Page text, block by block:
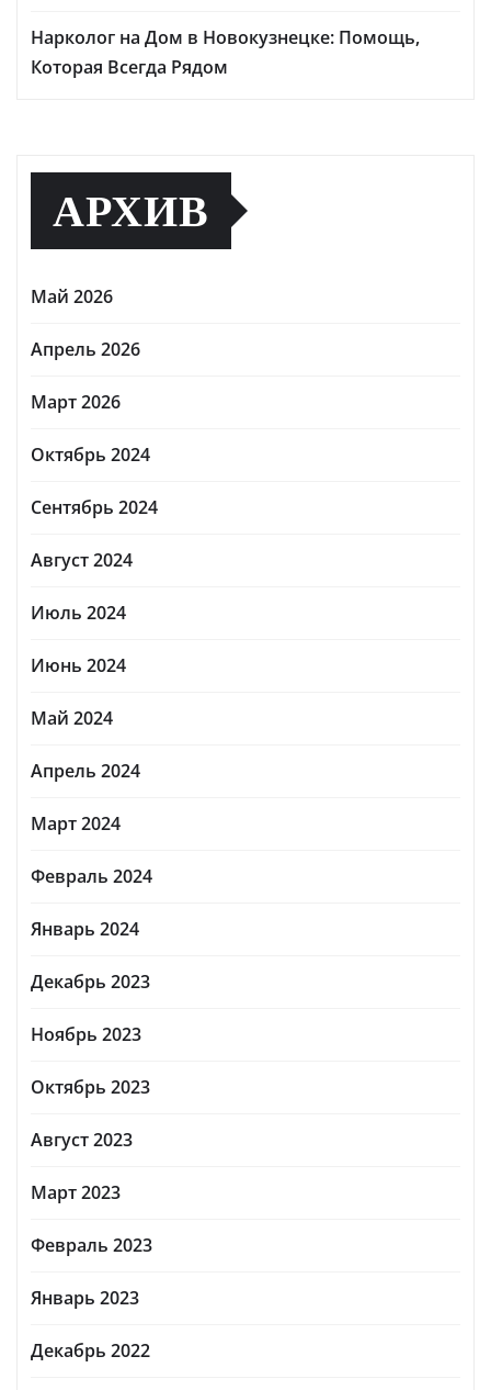
Нарколог на Дом в Новокузнецке: Помощь,
Которая Всегда Рядом
АРХИВ
Май 2026
Апрель 2026
Март 2026
Октябрь 2024
Сентябрь 2024
Август 2024
Июль 2024
Июнь 2024
Май 2024
Апрель 2024
Март 2024
Февраль 2024
Январь 2024
Декабрь 2023
Ноябрь 2023
Октябрь 2023
Август 2023
Март 2023
Февраль 2023
Январь 2023
Декабрь 2022